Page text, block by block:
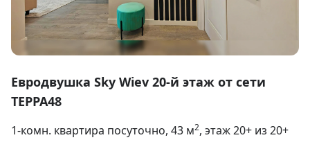
1
of
Евродвушка Sky Wiev 20-й этаж от сети
ТЕРРА48
1-комн. квартира посуточно, 43 м2, этаж 20+ из 20+